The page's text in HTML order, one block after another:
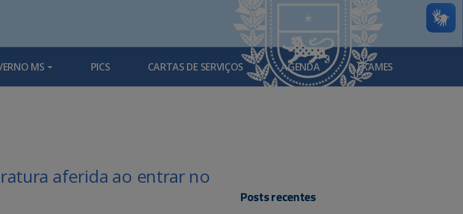
MS PICS CARTAS DE SERVIÇOS AGENDA EXAMES
aferida ao entrar no
Posts recentes